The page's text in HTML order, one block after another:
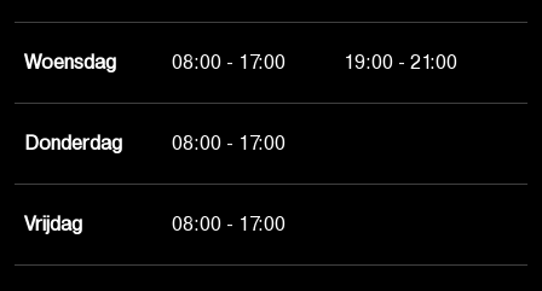
Woensdag 08:00 - 17:00 19:00 - 21:00
Donderdag 08:00 - 17:00
Vrijdag 08:00 - 17:00